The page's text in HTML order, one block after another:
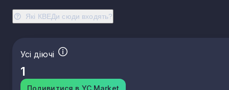
Які КВЕДи сюди входять?
Усі діючі
1
Подивитися в YC.Market
23.43 Виробництво керамічних електроізоляторів та
ізоляційної арматури
призначення
23.49 Виробництво інших керамічних виробів
23.52 Виробництво вапна та гіпсових сумішей